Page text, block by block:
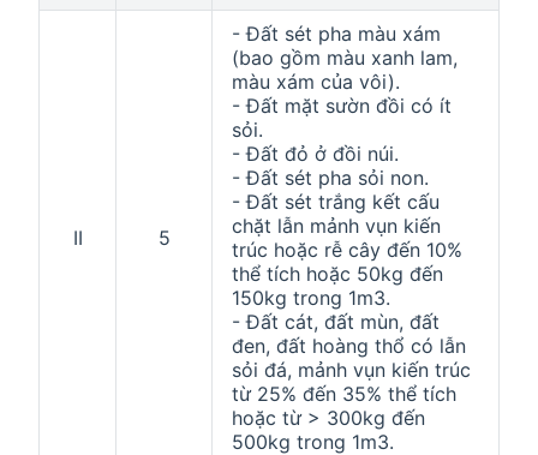
II 5
- Đất sét pha màu xám
(bao gồm màu xanh lam,
màu xám của vôi).
- Đất mặt sườn đồi có ít
sỏi.
- Đất đỏ ở đồi núi.
- Đất sét pha sỏi non.
- Đất sét trắng kết cấu
chặt lẫn mảnh vụn kiến
trúc hoặc rễ cây đến 10%
thể tích hoặc 50kg đến
150kg trong 1m3.
- Đất cát, đất mùn, đất
đen, đất hoàng thổ có lẫn
sỏi đá, mảnh vụn kiến trúc
từ 25% đến 35% thể tích
hoặc từ > 300kg đến
500kg trong 1m3.